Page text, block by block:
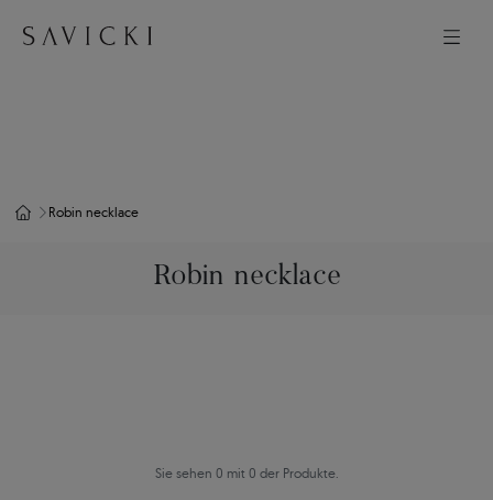
Robin necklace
Robin necklace
Sie sehen 0 mit 0 der Produkte.